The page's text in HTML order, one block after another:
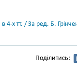
в 4-х тт. / За ред. Б.
Поділитись: